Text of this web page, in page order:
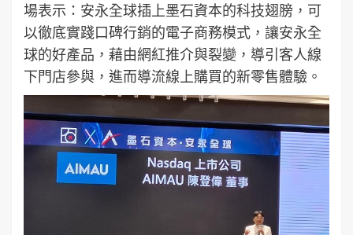
場表示：安永全球插上墨石資本的科技翅膀，可
以徹底實踐口碑行銷的電子商務模式，讓安永全
球的好產品，藉由網紅推介與裂變，導引客人線
下門店參與，進而導流線上購買的新零售體驗。